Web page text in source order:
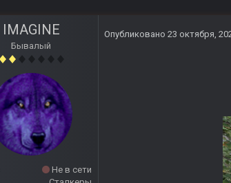
IMAGINE
Бывалый
Не в сети
Опубликовано 23 октября,